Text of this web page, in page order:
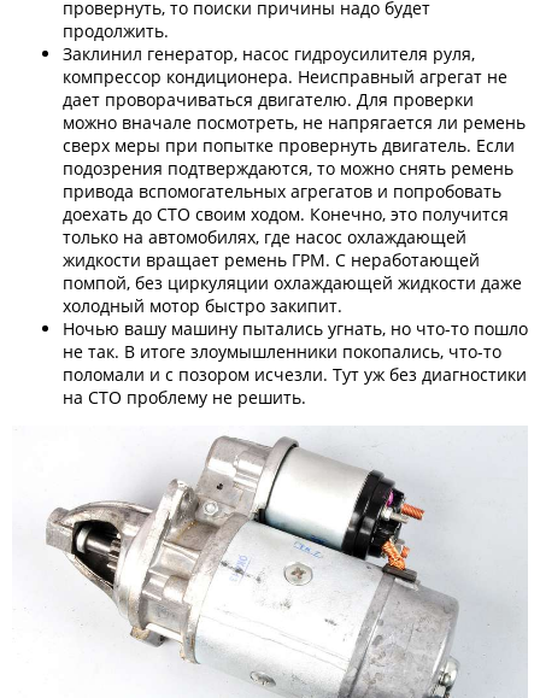
провернуть, то поиски причины надо будет
продолжить.
Заклинил генератор, насос гидроусилителя руля,
компрессор кондиционера. Неисправный агрегат не
дает проворачиваться двигателю. Для проверки
можно вначале посмотреть, не напрягается ли ремень
сверх меры при попытке провернуть двигатель. Если
подозрения подтверждаются, то можно снять ремень
привода вспомогательных агрегатов и попробовать
доехать до СТО своим ходом. Конечно, это получится
только на автомобилях, где насос охлаждающей
жидкости вращает ремень ГРМ. С неработающей
помпой, без циркуляции охлаждающей жидкости даже
холодный мотор быстро закипит.
Ночью вашу машину пытались угнать, но что-то пошло
не так. В итоге злоумышленники покопались, что-то
поломали и с позором исчезли. Тут уж без диагностики
на СТО проблему не решить.